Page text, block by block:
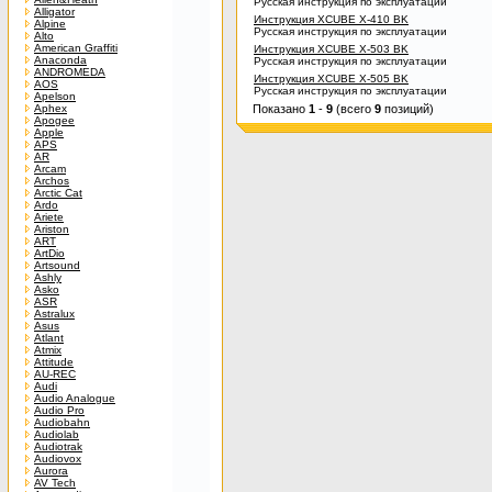
Alligator
Alpine
Alto
American Graffiti
Anaconda
ANDROMEDA
AOS
Apelson
Aphex
Apogee
Apple
APS
AR
Arcam
Archos
Arctic Cat
Ardo
Ariete
Ariston
ART
ArtDio
Artsound
Ashly
Asko
ASR
Astralux
Asus
Atlant
Atmix
Attitude
AU-REC
Audi
Audio Analogue
Audio Pro
Audiobahn
Audiolab
Audiotrak
Audiovox
Aurora
AV Tech
Инструкция XCUBE X-410 BK
Русская инструкция по эксплуатации
Инструкция XCUBE X-503 BK
Русская инструкция по эксплуатации
Инструкция XCUBE X-505 BK
Русская инструкция по эксплуатации
Показано 1 - 9 (всего 9 позиций)